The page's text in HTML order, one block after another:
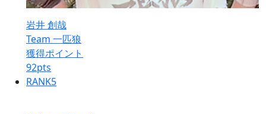
岩井 創哉
Team 一匹狼
獲得ポイント
92pts
RANK5